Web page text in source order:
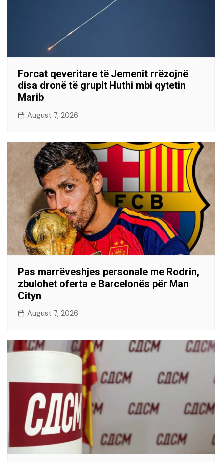
Forcat qeveritare të Jemenit rrëzojnë
disa dronë të grupit Huthi mbi qytetin
Marib
August 7, 2026
Pas marrëveshjes personale me Rodrin,
zbulohet oferta e Barcelonës për Man
Cityn
August 7, 2026